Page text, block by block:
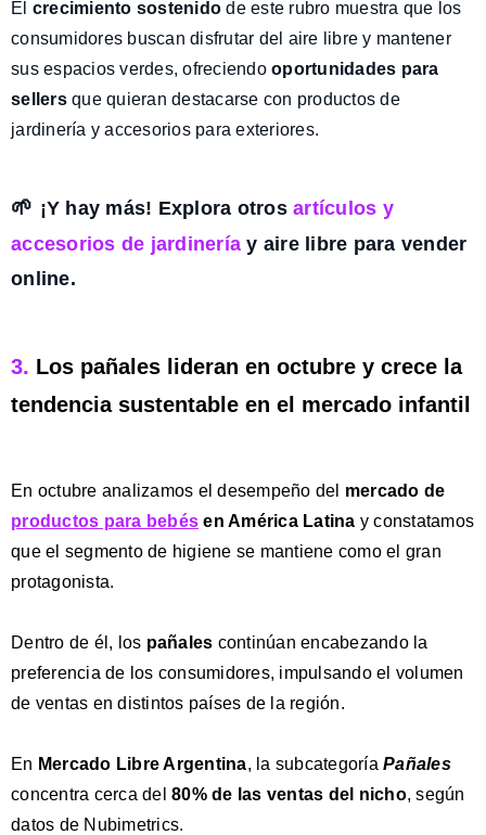
El crecimiento sostenido de este rubro muestra que los
consumidores buscan disfrutar del aire libre y mantener
sus espacios verdes, ofreciendooportunidades para
sellersque quieran destacarse con productos de
jardinería y accesorios para exteriores.
🌱 ¡Y hay más! Explora otros artículos y
accesorios de jardinería y aire libre para vender
online.
3. Los pañales lideran en octubre y crece la
tendencia sustentable en el mercado infantil
En octubre analizamos el desempeño del mercado de
productos para bebés en América Latina y constatamos
que el segmento de higiene se mantiene como el gran
protagonista.
Dentro de él, los pañales continúan encabezando la
preferencia de los consumidores, impulsando el volumen
de ventas en distintos países de la región.
En Mercado Libre Argentina, la subcategoría Pañales
concentra cerca del 80% de las ventas del nicho, según
datos de Nubimetrics.